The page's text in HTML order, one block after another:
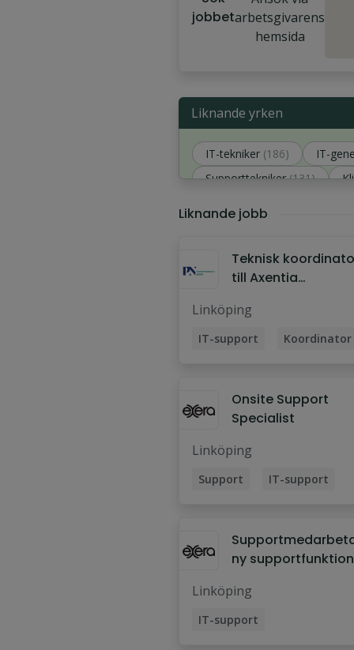
jobbetarbetsgivarens
hemsida
Liknande yrken
IT-tekniker (186)
IT-
Supporttekniker (131)
Liknande jobb
Teknisk
till Axentia
Linköping
IT-support
Koordinator
Onsite Support
Specialist
Linköping
Support
IT-support
ny
Linköping
IT-support